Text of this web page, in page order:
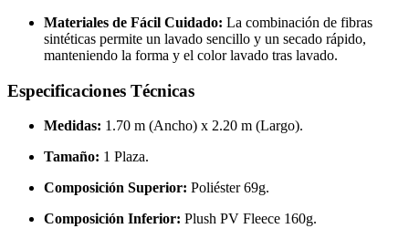
Materiales de Fácil Cuidado: La combinación de fibras
sintéticas permite un lavado sencillo y un secado rápido,
manteniendo la forma y el color lavado tras lavado.
Especificaciones Técnicas
Medidas: 1.70 m (Ancho) x 2.20 m (Largo).
Tamaño: 1 Plaza.
Composición Superior: Poliéster 69g.
Composición Inferior: Plush PV Fleece 160g.